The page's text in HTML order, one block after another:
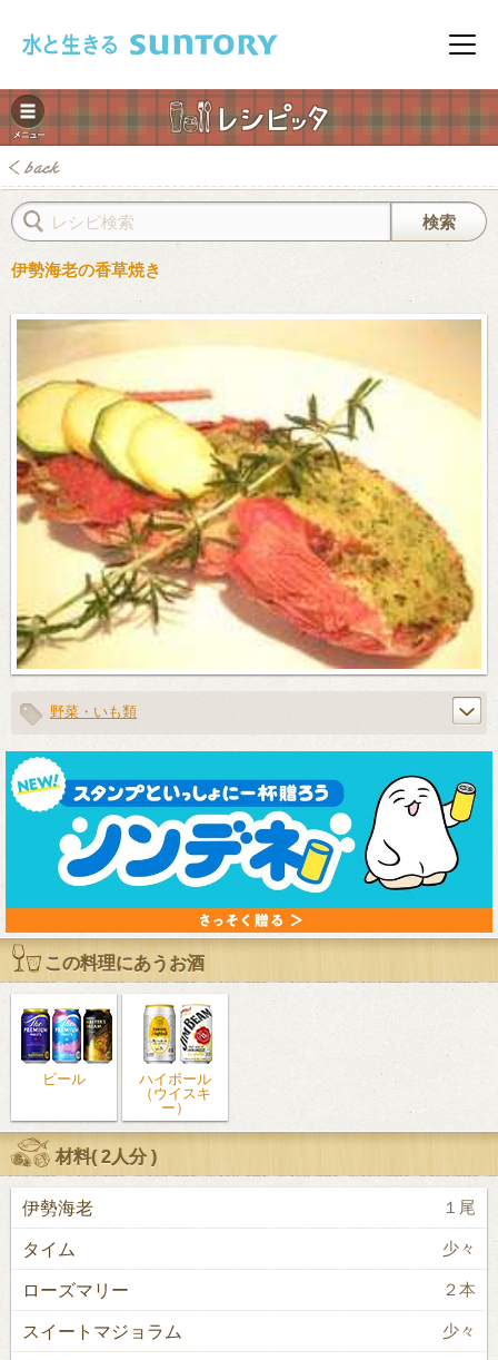
メニ
レシピ
伊勢海老の香草焼き
野菜・いも類
この料理にあうお酒
ビール
ハイボール
（ウイスキ
ー）
材料(2人分)
伊勢海老 １尾
タイム 少々
ローズマリー ２本
スイートマジョラム 少々